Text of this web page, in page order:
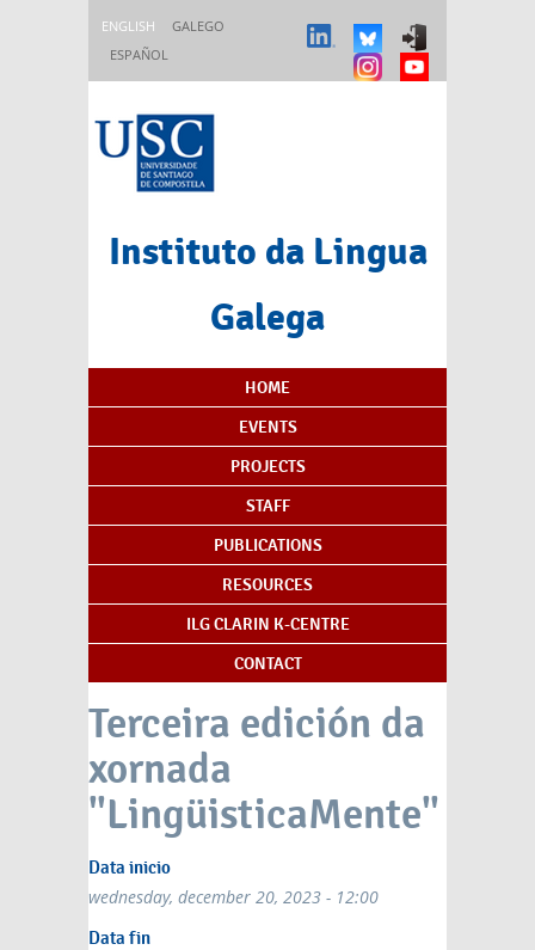
ENGLISH
GALEGO
ESPAÑOL
Instituto da Lingua
Galega
Content Index
HOME
EVENTS
PROJECTS
STAFF
PUBLICATIONS
RESOURCES
ILG CLARIN K-CENTRE
CONTACT
Terceira edición da
xornada
"LingüisticaMente"
Data inicio
wednesday, december 20, 2023 - 12:00
Data fin